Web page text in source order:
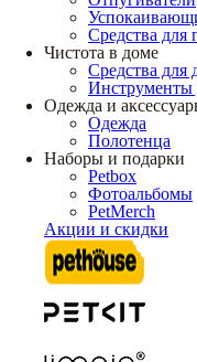
Средства для
Чистота в доме
Средства для
Инструменты
Одежда и
Одежда
Полотенца
Наборы и подарки
Petbox
Фотоальбомы
PetMerch
Акции и скидки